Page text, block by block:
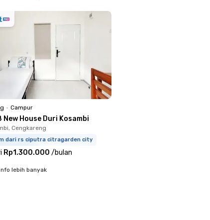
• Campur
New House Duri Kosambi
Cengkareng
dari rs ciputra citragarden city
Rp1.300.000 /bulan
lebih banyak